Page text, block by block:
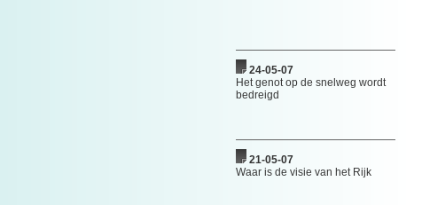
24-05-07
Het genot op de snelweg wordt
bedreigd
21-05-07
Waar is de visie van het Rijk